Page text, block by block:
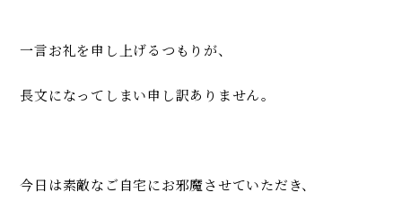
一言お礼を申し上げるつもりが、
長文になってしまい申し訳ありません。
今日は素敵なご自宅にお邪魔させていただき、